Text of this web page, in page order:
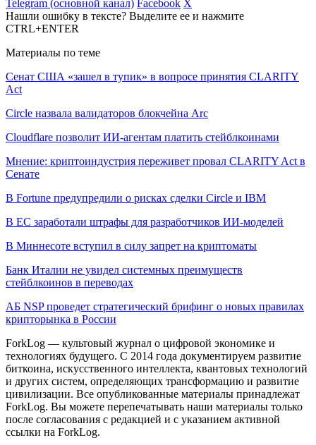
Telegram (основной канал) Facebook X
Нашли ошибку в тексте? Выделите ее и нажмите
CTRL+ENTER
Материалы по теме
Сенат США «зашел в тупик» в вопросе принятия CLARITY
Act
Circle назвала валидаторов блокчейна Arc
Cloudflare позволит ИИ-агентам платить стейблкоинами
Мнение: криптоиндустрия переживет провал CLARITY Act в
Сенате
В Fortune предупредили о рисках сделки Circle и IBM
В ЕС заработали штрафы для разработчиков ИИ-моделей
В Миннесоте вступил в силу запрет на криптоматы
Банк Италии не увидел системных преимуществ
стейблкоинов в переводах
АБ NSP проведет стратегический брифинг о новых правилах
крипторынка в России
ForkLog — культовый журнал о цифровой экономике и
технологиях будущего. С 2014 года документируем развитие
биткоина, искусственного интеллекта, квантовых технологий
и других систем, определяющих трансформацию и развитие
цивилизации. Все опубликованные материалы принадлежат
ForkLog. Вы можете перепечатывать наши материалы только
после согласования с редакцией и с указанием активной
ссылки на ForkLog.